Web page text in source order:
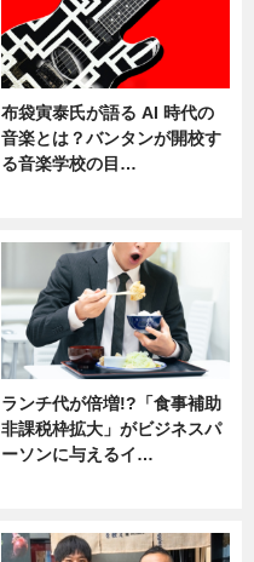
布袋寅泰氏が語る AI 時代の
音楽とは？バンタンが開校す
る音楽学校の目…
ランチ代が倍増!?「食事補助
非課税枠拡大」がビジネスパ
ーソンに与えるイ…